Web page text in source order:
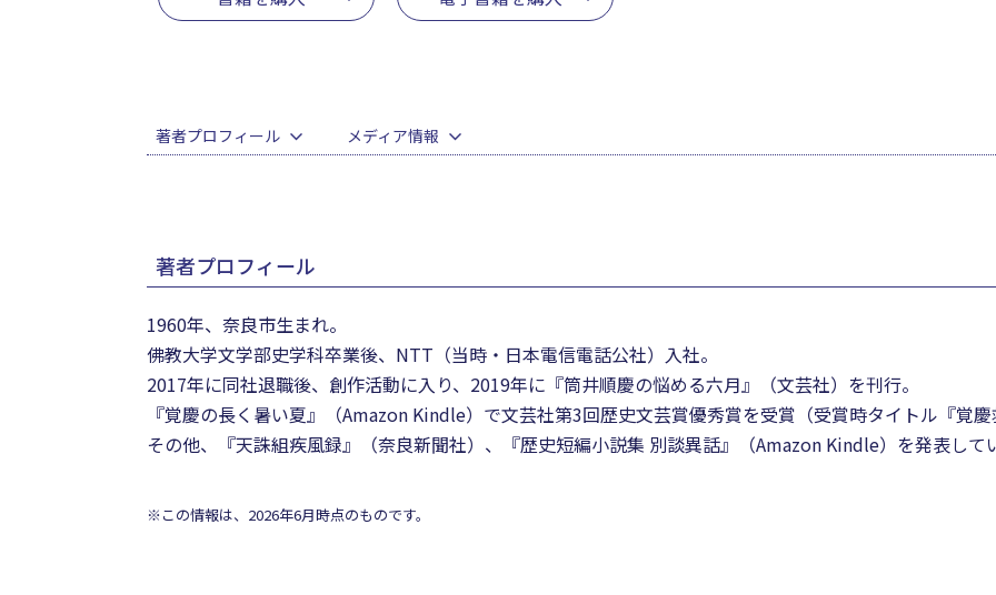
著者プロフィール メディア情報
著者プロフィール
1960年、奈良市生まれ。
佛教大学文学部史学科卒業後、NTT（当時・日本電信電話公社）入社。
2017年に同社退職後、創作活動に入り、2019年に『筒井順慶の悩める六月』（文芸社）を刊行。
『覚慶の長く暑い夏』（Amazon Kindle）で文芸社第3回歴史文芸賞優秀賞を受賞（受賞時タイトル『覚慶
その他、『天誅組疾風録』（奈良新聞社）、『歴史短編小説集 別談異話』（Amazon Kindle）を発表して
※この情報は、2026年6月時点のものです。